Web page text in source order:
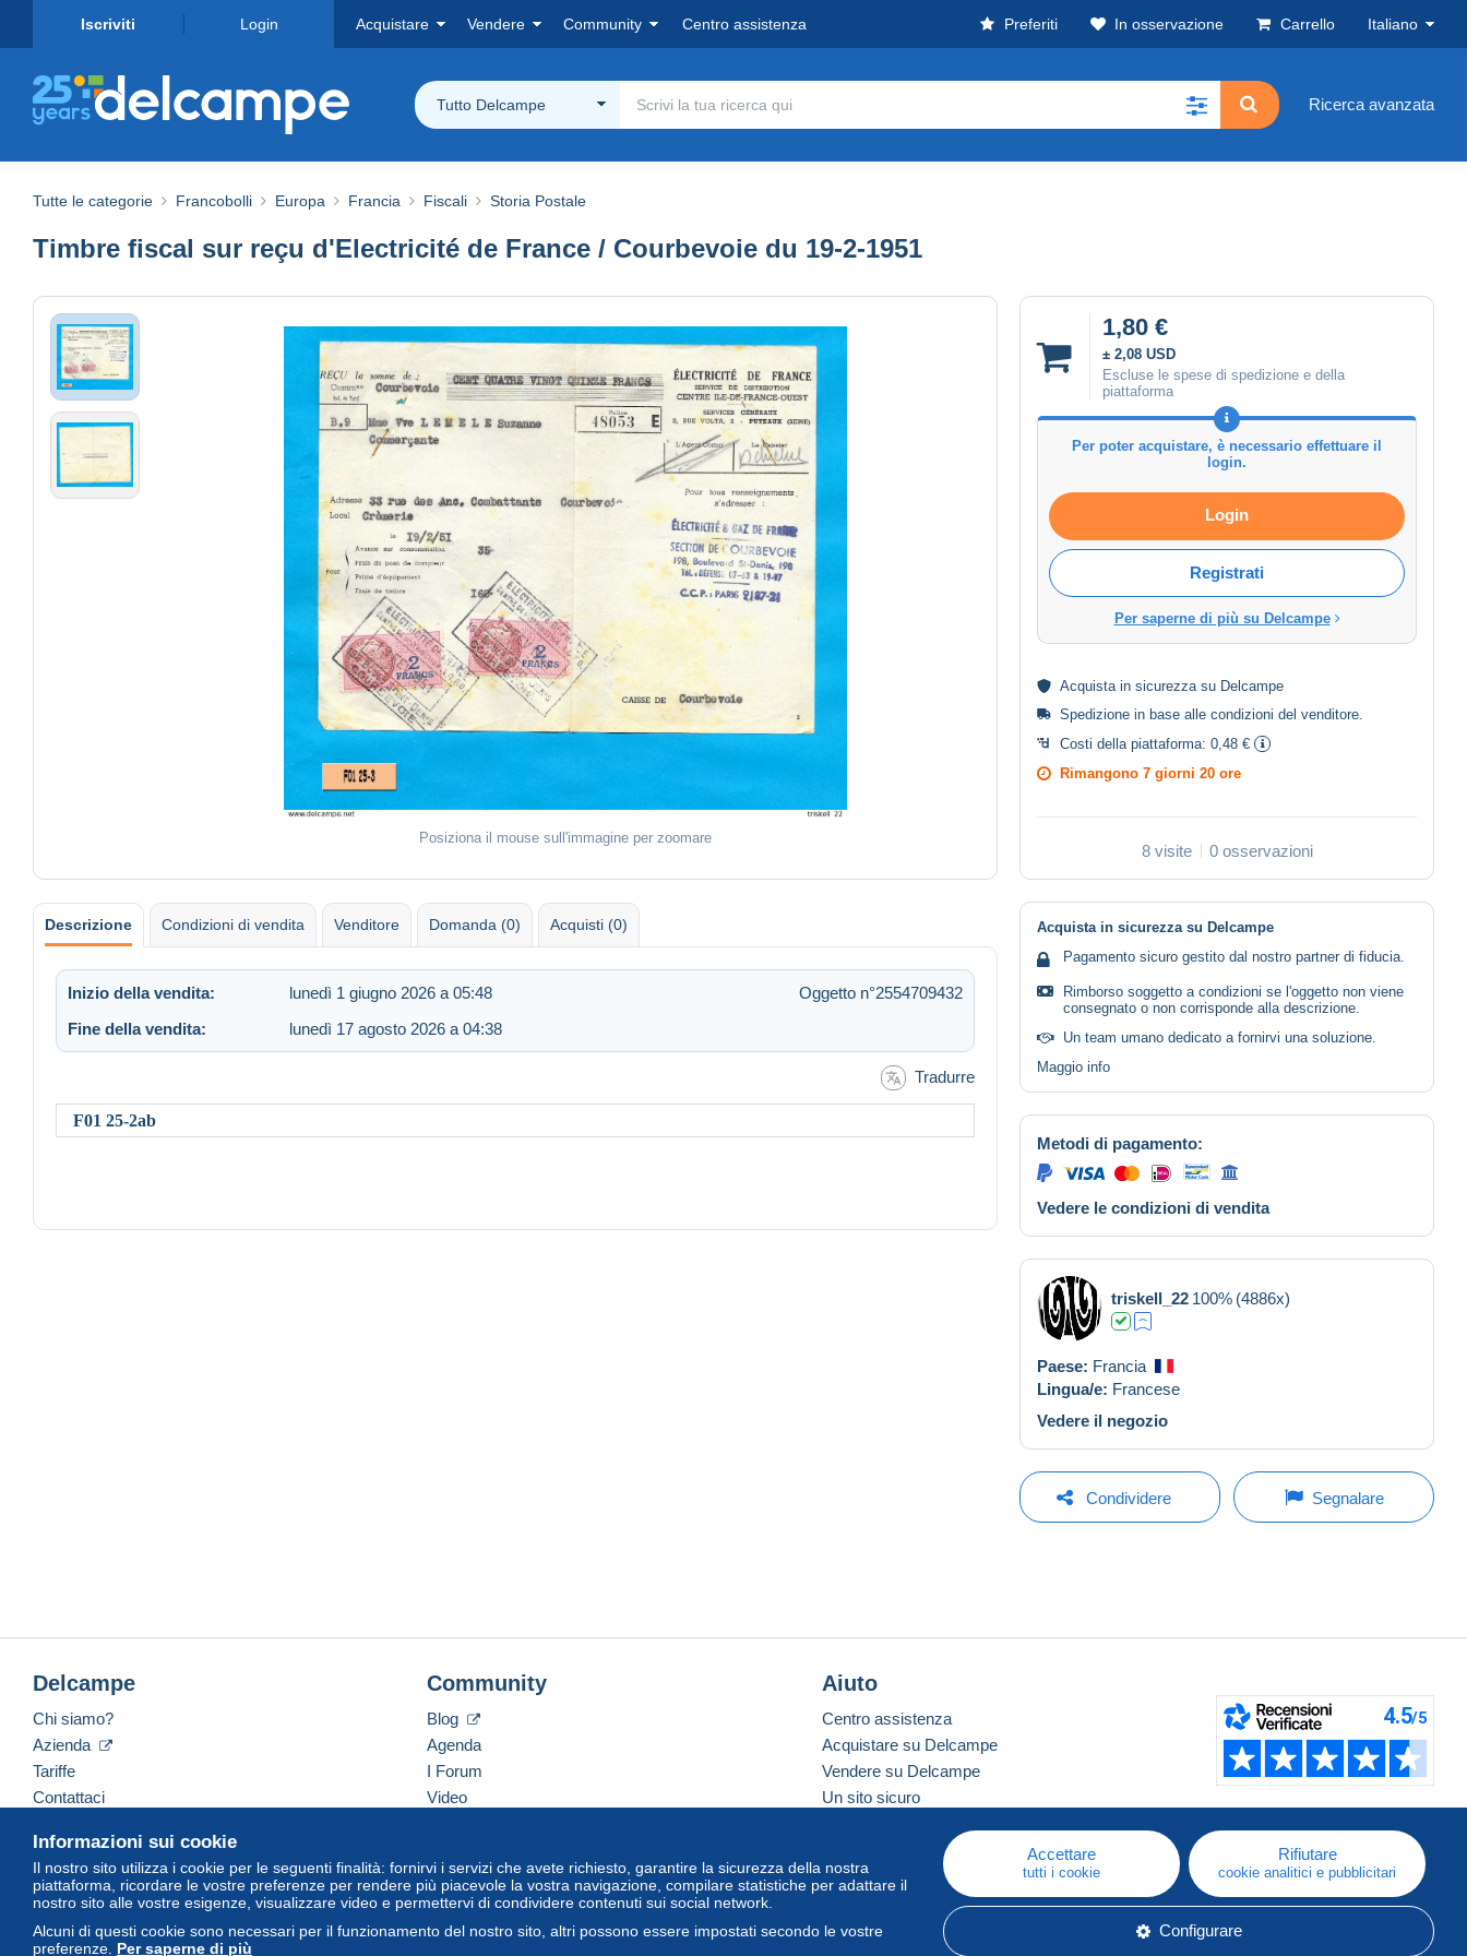
Iscriviti Login Acquistare Vendere Community Centro assistenza Preferiti In osservazione Carrello Italiano
Tutto Delcampe Ricerca avanzata
Tutte le categorie Francobolli Europa Francia Fiscali Storia Postale
Timbre fiscal sur reçu d'Electricité de France / Courbevoie du 19-2-1951
Posiziona il mouse sull'immagine per zoomare
1,80 €
± 2,08 USD
Escluse le spese di spedizione e della
piattaforma
Per poter acquistare, è necessario effettuare il
login.
Login
Registrati
Per saperne di più su Delcampe
Acquista in sicurezza su Delcampe
Spedizione in base alle condizioni del venditore
Costi della piattaforma: 0,48 €
Rimangono 7 giorni 20 ore
8 visite 0 osservazioni
Descrizione Condizioni di vendita Venditore Domanda (0) Acquisti (0)
Inizio della vendita: lunedì 1 giugno 2026 a 05:48
Oggetto n°2554709432
Fine della vendita:
lunedì 17 agosto 2026 a 04:38
Tradurre
F01 25-2ab
Acquista in sicurezza su Delcampe
Pagamento sicuro gestito dal nostro partner di fiducia.
Rimborso soggetto a condizioni se l'oggetto non viene
consegnato o non corrisponde alla descrizione.
Un team umano dedicato a fornirvi una soluzione.
Maggio info
Metodi di pagamento:
Vedere le condizioni di vendita
triskell_22 100% (4886x)
Paese: Francia
Lingua/e: Francese
Vedere il negozio
Condividere Segnalare
Informazioni sui cookie
Il nostro sito utilizza i cookie per le seguenti finalità: fornirvi i servizi che avete richiesto, garantire la sicurezza della nostra
piattaforma, ricordare le vostre preferenze per rendere più piacevole la vostra navigazione, compilare statistiche per adattare il
nostro sito alle vostre esigenze, visualizzare video e permettervi di condividere contenuti sui social network.
Alcuni di questi cookie sono necessari per il funzionamento del nostro sito, altri possono essere impostati secondo le vostre
preferenze. Per saperne di più
Accettare
tutti i cookie
Rifiutare
cookie analitici e pubblicitari
Configurare
Delcampe
Chi siamo?
Azienda
Tariffe
Contattaci
Community
Blog
Agenda
I Forum
Video
Aiuto
Centro assistenza
Acquistare su Delcampe
Vendere su Delcampe
Un sito sicuro
Italiano USD America/Indiana/Vevay Versione standard
© Delcampe International Srl. Tutti i diritti riservati.